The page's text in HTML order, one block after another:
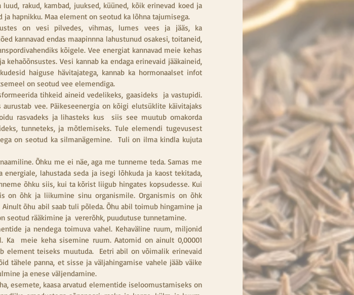
rakud, kambad, juuksed, küüned, kõik erinevad koed ja
hapnikku. Maa element on seotud ka lõhna tajumisega.
on vesi pilvedes, vihmas, lumes vees ja jääs, ka
kannavad endas maapinnna lahustunud osakesi, toitaneid,
kõigele. Vee energiat kannavad meie kehas
Vesi kannab ka endaga erinevaid jääkaineid,
haiguse hävitajatega, kannab ka hormonaalset infot
on seotud vee elemendiga.
tihkeid aineid vedelikeks, gaasideks  ja vastupidi.
vee. Päikeseenergia on kõigi elutsüklite käivitajaks
rasvadeks ja lihasteks kus  siis see muutub omakorda
tunneteks, ja mõtlemiseks. Tule elemendi tugevusest
on seotud ka silmanägemine.  Tuli on ilma kindla kujuta
Õhku me ei näe, aga me tunneme teda. Samas me
lahustada seda ja isegi lõhkuda ja kaost tekitada,
õhku siis, kui ta kõrist liigub hingates kopsudesse. Kui
on õhk ja liikumine sinu organismile. Organismis on õhk
õhu abil saab tuli põleda. Õhu abil toimub hingamine ja
seotud rääkimine ja  vererõhk, puudutuse tunnetamine.
ja nendega toimuva vahel. Kehaväline ruum, miljonid
meie keha sisemine ruum. Aatomid on ainult 0,00001
element teiseks muutuda.  Eetri abil on võimalik erinevaid
tähele panna, et sisse ja väljahingamise vahele jääb väike
ja enese väljendamine.
esemete, kaasa arvatud elementide iseloomustamiseks on